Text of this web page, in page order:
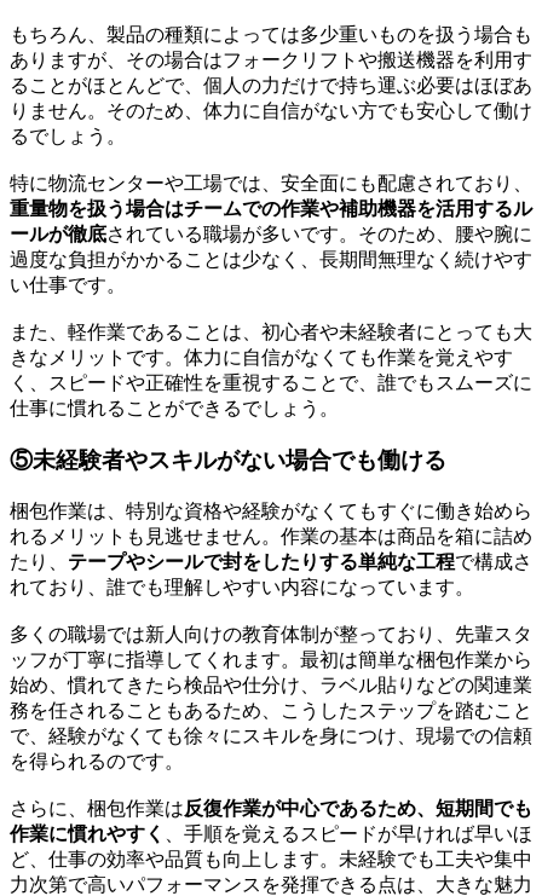
もちろん、製品の種類によっては多少重いものを扱う場合も
ありますが、その場合はフォークリフトや搬送機器を利用す
ることがほとんどで、個人の力だけで持ち運ぶ必要はほぼあ
りません。そのため、体力に自信がない方でも安心して働け
るでしょう。
特に物流センターや工場では、安全面にも配慮されており、
重量物を扱う場合はチームでの作業や補助機器を活用するル
ールが徹底されている職場が多いです。そのため、腰や腕に
過度な負担がかかることは少なく、長期間無理なく続けやす
い仕事です。
また、軽作業であることは、初心者や未経験者にとっても大
きなメリットです。体力に自信がなくても作業を覚えやす
く、スピードや正確性を重視することで、誰でもスムーズに
仕事に慣れることができるでしょう。
⑤未経験者やスキルがない場合でも働ける
梱包作業は、特別な資格や経験がなくてもすぐに働き始めら
れるメリットも見逃せません。作業の基本は商品を箱に詰め
たり、 テープやシールで封をしたりする単純な工程で構成さ
れており、誰でも理解しやすい内容になっています。
多くの職場では新人向けの教育体制が整っており、先輩スタ
ッフが丁寧に指導してくれます。最初は簡単な梱包作業から
始め、慣れてきたら検品や仕分け、ラベル貼りなどの関連業
務を任されることもあるため、こうしたステップを踏むこと
で、経験がなくても徐々にスキルを身につけ、現場での信頼
を得られるのです。
さらに、梱包作業は反復作業が中心であるため、短期間でも
作業に慣れやすく
、手順を覚えるスピードが早ければ早いほ
ど、仕事の効率や品質も向上します。未経験でも工夫や集中
力次第で高いパフォーマンスを発揮できる点は、大きな魅力